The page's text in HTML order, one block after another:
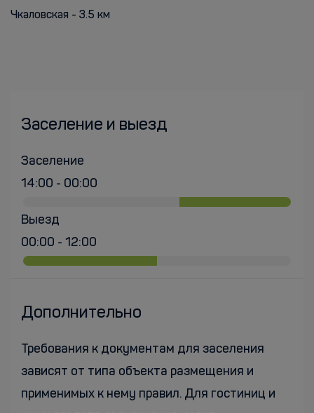
Чкаловская - 3.5 км
Заселение и выезд
Заселение
14:00 - 00:00
Выезд
00:00 - 12:00
Дополнительно
Требования к документам для заселения
зависят от типа объекта размещения и
применимых к нему правил. Для гостиниц и